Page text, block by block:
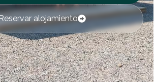
alojamiento